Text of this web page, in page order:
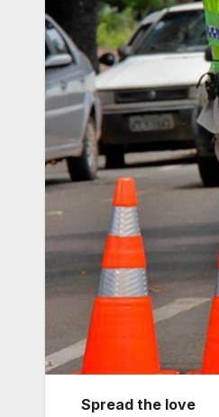
Spread the love